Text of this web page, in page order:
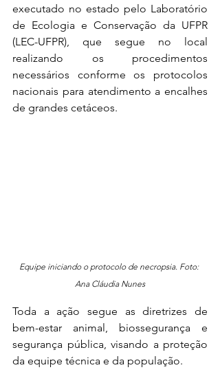
executado no estado pelo Laboratório
de Ecologia e Conservação da UFPR
(LEC-UFPR), que segue no local
realizando os procedimentos
necessários conforme os protocolos
nacionais para atendimento a encalhes
de grandes cetáceos.
Equipe iniciando o protocolo de necropsia. Foto:
Ana Cláudia Nunes
Toda a ação segue as diretrizes de
bem-estar animal, biossegurança e
segurança pública, visando a proteção
da equipe técnica e da população.